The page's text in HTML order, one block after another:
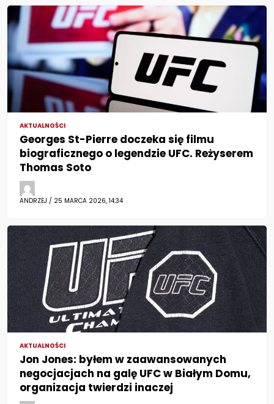
AKTUALNOŚCI
Georges St-Pierre doczeka się filmu
biograficznego o legendzie UFC. Reżyserem
Thomas Soto
ANDRZEJ / 25 MARCA 2026, 14:34
AKTUALNOŚCI
Jon Jones: byłem w zaawansowanych
negocjacjach na galę UFC w Białym Domu,
organizacja twierdzi inaczej